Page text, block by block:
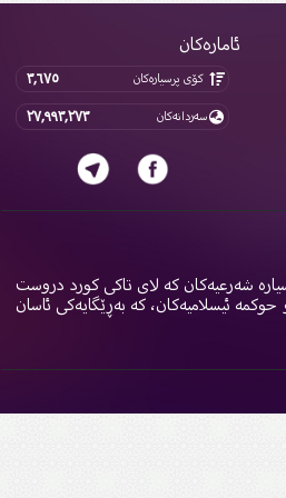
ئامارەکان
کۆی پرسیارەکان ٣,٦٧٥
سەردانەکان ٢٧,٩٩٣,٢٧٣
شەرعیەکان کە لای تاکی کورد دروست
ئیسلامیەکان، کە بەڕێگایەکی ئاسان